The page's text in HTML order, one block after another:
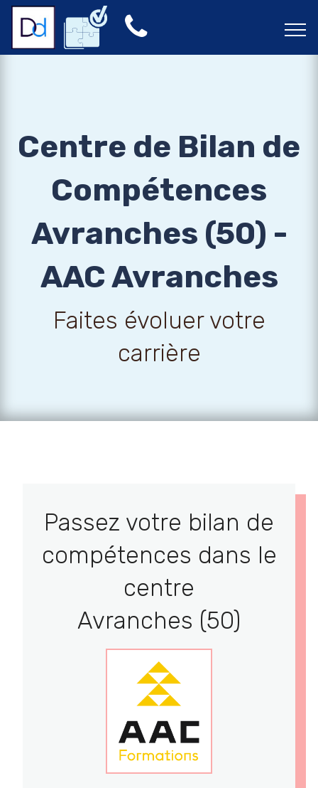
Centre de Bilan de
Compétences
Avranches (50) -
AAC Avranches
Faites évoluer votre
carrière
Passez votre bilan de
compétences dans le
centre
Avranches (50)